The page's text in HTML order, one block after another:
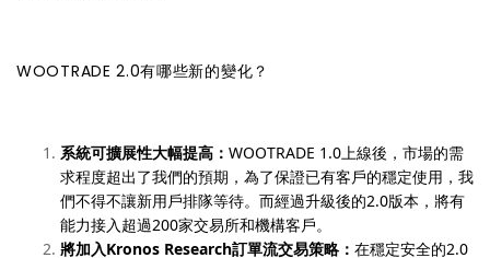
WOOTRADE 2.0有哪些新的變化？
系統可擴展性大幅提高： WOOTRADE 1.0上線後，市場的需
求程度超出了我們的預期，為了保證已有客戶的穩定使用，我
們不得不讓新用戶排隊等待。而經過升級後的2.0版本，將有
能力接入超過200家交易所和機構客戶。
將加入Kronos Research訂單流交易策略： 在穩定安全的2.0